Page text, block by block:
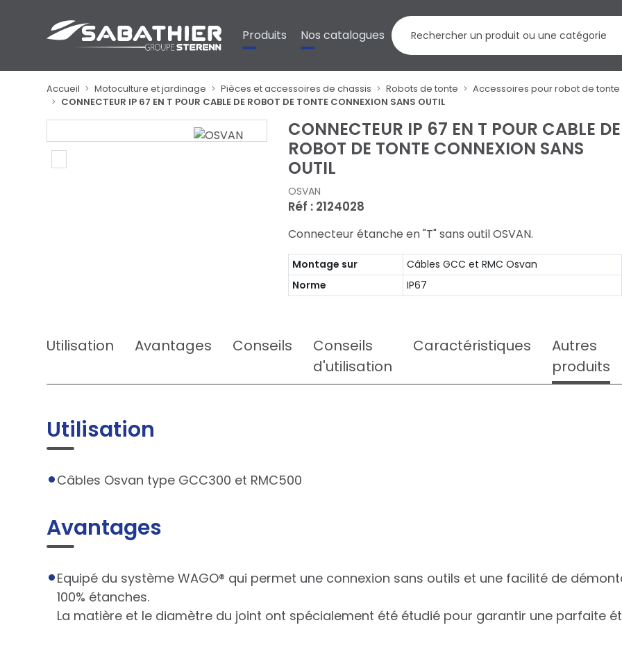
Produits Nos catalogues
Accueil Motoculture et jardinage Pièces et accessoires de chassis Robots de tonte
Accessoires pour robot de tonte
CONNECTEUR IP 67 EN T POUR CABLE DE ROBOT DE TONTE CONNEXION SANS OUTIL
CONNECTEUR IP 67 EN T POUR CABLE DE
ROBOT DE TONTE CONNEXION SANS
OUTIL
OSVAN
Réf : 2124028
Connecteur étanche en "T" sans outil OSVAN.
Montage sur
Câbles GCC et RMC Osvan
Norme
IP67
Utilisation Avantages Conseils
Conseils
d'utilisation
Caractéristiques
Autres
produits
Utilisation
Câbles Osvan type GCC300 et RMC500
Avantages
Equipé du système WAGO® qui permet une connexion sans outils et une facilité de
100% étanches.
La matière et le diamètre du joint ont spécialement été étudié pour garantir une parfaite